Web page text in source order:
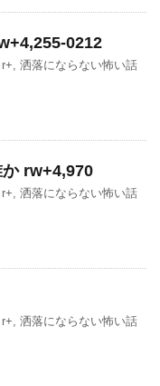
0212
r+, 洒落にならない怖い話
rw+4,970
r+, 洒落にならない怖い話
r+, 洒落にならない怖い話